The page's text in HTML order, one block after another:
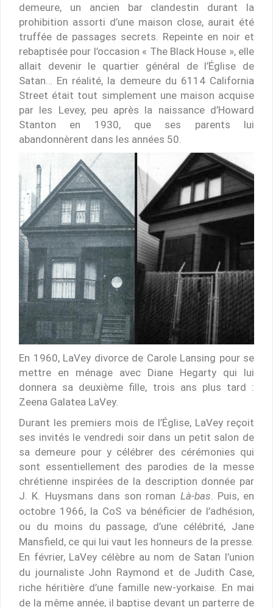
demeure, un ancien bar clandestin durant la
prohibition assorti d’une maison close, aurait été
truffée de passages secrets. Repeinte en noir et
rebaptisée pour l’occasion « The Black House », elle
allait devenir le quartier général de l’Église de
Satan… En réalité, la demeure du 6114 California
Street était tout simplement une maison acquise
par les Levey, peu après la naissance d’Howard
Stanton en 1930, que ses parents lui
abandonnèrent dans les années 50.
En 1960, LaVey divorce de Carole Lansing pour se
mettre en ménage avec Diane Hegarty qui lui
donnera sa deuxième fille, trois ans plus tard :
Zeena Galatea LaVey.
Durant les premiers mois de l’Église, LaVey reçoit
ses invités le vendredi soir dans un petit salon de
sa demeure pour y célébrer des cérémonies qui
sont essentiellement des parodies de la messe
chrétienne inspirées de la description donnée par
J. K. Huysmans dans son roman Là-bas
Puis, en
octobre 1966, la CoS va bénéficier de l’adhésion,
ou du moins du passage, d’une célébrité, Jane
Mansfield, ce qui lui vaut les honneurs de la presse.
En février, LaVey célèbre au nom de Satan l’union
du journaliste John Raymond et de Judith Case,
riche héritière d’une famille new-yorkaise. En mai
de la même année, il baptise devant un parterre de